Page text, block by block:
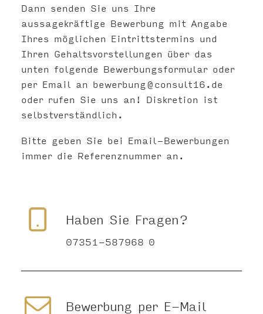
Dann senden Sie uns Ihre
aussagekräftige Bewerbung mit Angabe
Ihres möglichen Eintrittstermins und
Ihren Gehaltsvorstellungen über das
unten folgende Bewerbungsformular oder
per Email an bewerbung@consult16.de
oder rufen Sie uns an! Diskretion ist
selbstverständlich.
Bitte geben Sie bei Email-Bewerbungen
immer die Referenznummer an.
Haben Sie Fragen?
07351-587968 0
Bewerbung per E-Mail